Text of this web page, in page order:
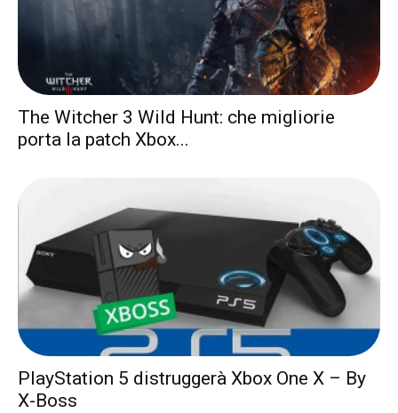
The Witcher 3 Wild Hunt: che migliorie
porta la patch Xbox...
PlayStation 5 distruggerà Xbox One X – By
X-Boss